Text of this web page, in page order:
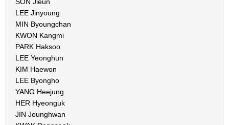
LEE Jinyoung
MIN Byoungchan
KWON Kangmi
PARK Haksoo
LEE Yeonghun
KIM Haewon
LEE Byongho
YANG Heejung
HER Hyeonguk
JIN Jounghwan